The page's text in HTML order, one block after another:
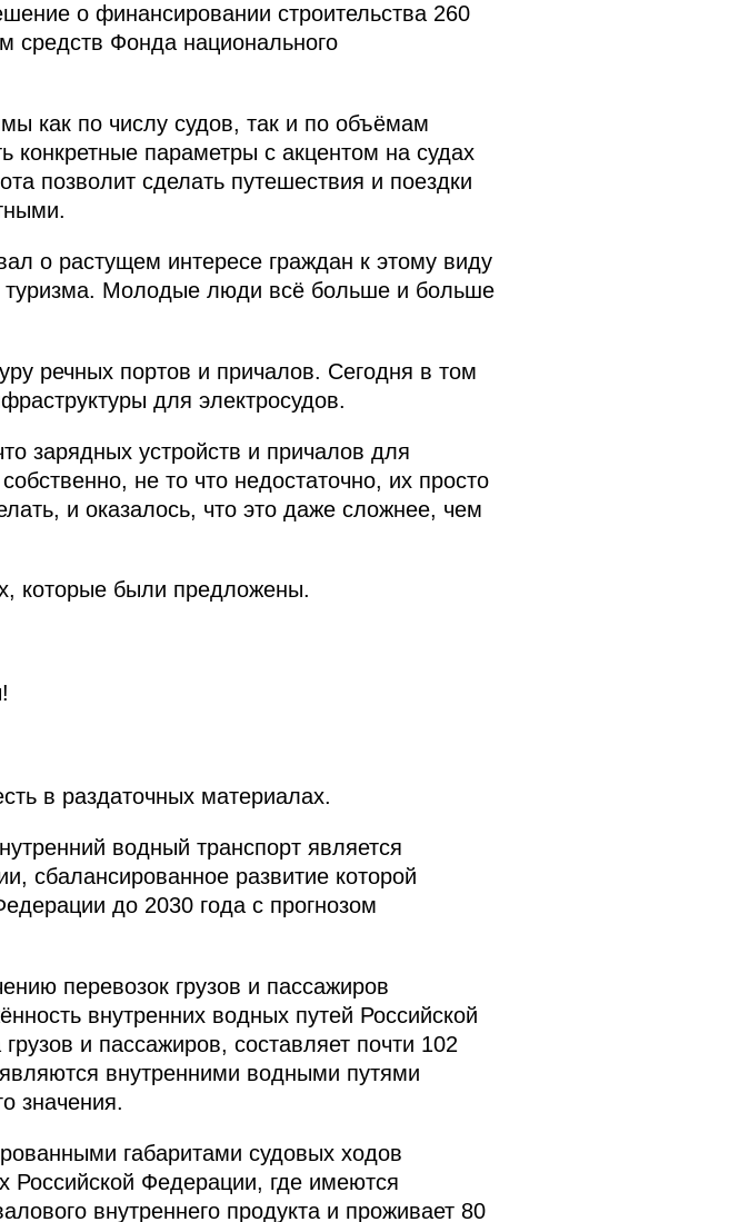
о финансировании строительства 260
средств Фонда национального
как по числу судов, так и по объёмам
параметры с акцентом на судах
позволит сделать путешествия и поездки
о растущем интересе граждан к этому виду
туризма. Молодые люди всё больше и больше
речных портов и причалов. Сегодня в том
для электросудов.
зарядных устройств и причалов для
не то что недостаточно, их просто
и оказалось, что это даже сложнее, чем
которые были предложены.
в раздаточных материалах.
водный транспорт является
сбалансированное развитие которой
до 2030 года с прогнозом
перевозок грузов и пассажиров
внутренних водных путей Российской
и пассажиров, составляет почти 102
внутренними водными путями
значения.
габаритами судовых ходов
Российской Федерации, где имеются
внутреннего продукта и проживает 80